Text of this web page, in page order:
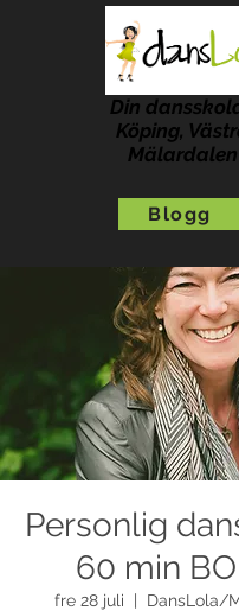
Din
Köping,
Mälardalen
Blogg
Personlig
60 min
fre 28 juli
DansLola/